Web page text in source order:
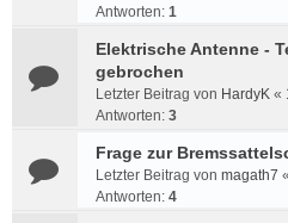
Antworten: 1
Elektrische Antenne -
gebrochen
Letzter Beitrag von HardyK «
Antworten: 3
Frage zur
Letzter Beitrag von magath7 «
Antworten: 4